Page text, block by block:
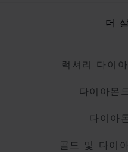
더
럭셔리 다이
다이아몬
다이아
골드 및 다이